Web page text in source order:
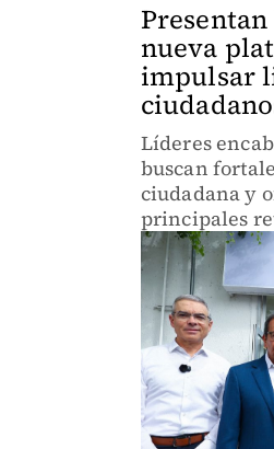
nueva
impulsar
Líderes
buscan
ciudadana y
principales